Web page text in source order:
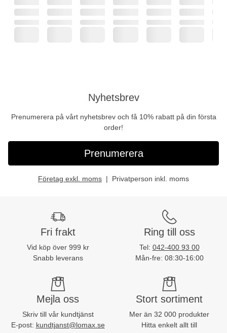
Nyhetsbrev
Prenumerera på vårt nyhetsbrev och få 10% rabatt på din första
order!
Prenumerera
Företag exkl. moms Privatperson inkl. moms
Fri frakt
Vid köp över 999 kr
Snabb leverans
Ring till oss
Tel: 042-400 93 00
Mån-fre: 08:30-16:00
Mejla oss
Skriv till vår kundtjänst
E-post: kundtjanst@lomax.se
Stort sortiment
Mer än 32 000 produkter
Hitta enkelt allt till